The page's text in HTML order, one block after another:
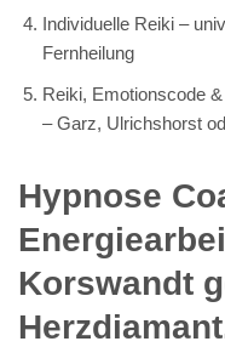
Individuelle Reiki –
Fernheilung
Reiki, Emotionscode
– Garz, Ulrichshorst
Hypnose
Korswandt